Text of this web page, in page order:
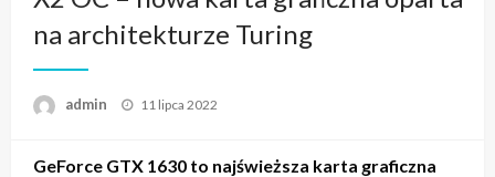
na architekturze Turing
admin Napisano
11 lipca 2022
GeForce GTX 1630 to najświeższa karta graficzna